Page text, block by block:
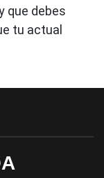
que debes
tu actual